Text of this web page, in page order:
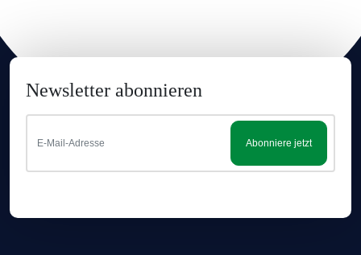
Newsletter abonnieren
Abonniere jetzt